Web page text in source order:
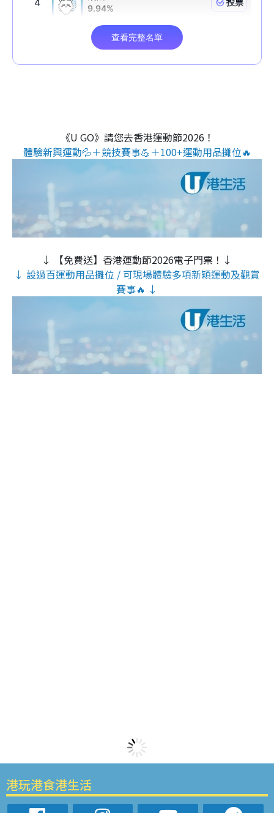
《U GO》請您去香港運動節2026！
體驗新興運動💦＋競技賽事💪＋100+運動用品攤位🔥
↓ 【免費送】香港運動節2026電子門票！↓
↓ 設過百運動用品攤位 / 可現場體驗多項新穎運動及觀賞
賽事🔥 ↓
港玩港食港生活